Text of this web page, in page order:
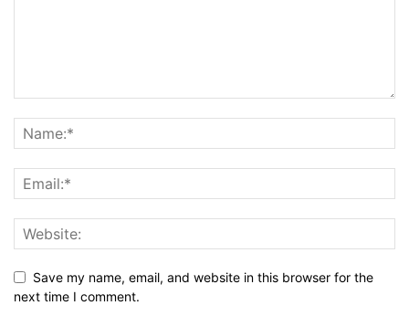
Save my name, email, and website in this browser for the
next time I comment.